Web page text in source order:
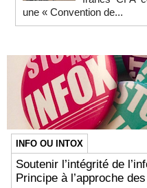
une « Convention de...
INFO OU INTOX
Soutenir l’intégrité de
Principe à l’approche